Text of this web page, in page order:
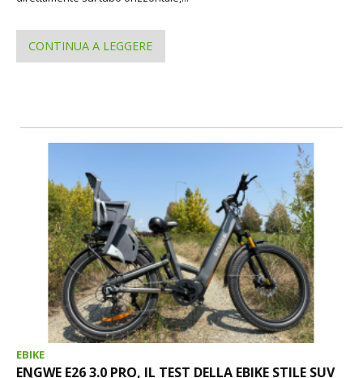
CONTINUA A LEGGERE
EBIKE
ENGWE E26 3.0 PRO, IL TEST DELLA EBIKE STILE SUV